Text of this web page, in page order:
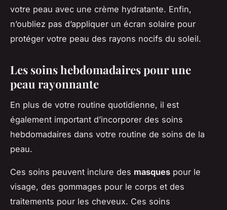
votre peau avec une crème hydratante. Enfin,
n’oubliez pas d’appliquer un écran solaire pour
protéger votre peau des rayons nocifs du soleil.
Les soins hebdomadaires pour une
peau rayonnante
En plus de votre routine quotidienne, il est
également important d’incorporer des soins
hebdomadaires dans votre routine de soins de la
peau.
Ces soins peuvent inclure des masques pour le
visage, des gommages pour le corps et des
traitements pour les cheveux. Ces soins